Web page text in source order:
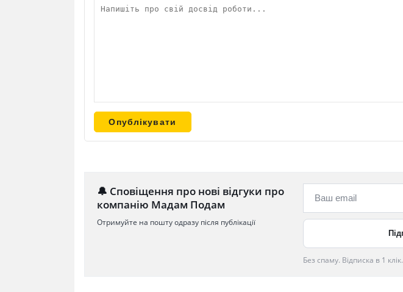
🔔 Сповіщення про нові відгуки про
компанію Мадам Подам
Отримуйте на пошту одразу після публікації
Без спаму. Відписка в 1 клік.